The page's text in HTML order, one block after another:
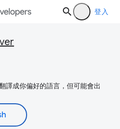
登入
譯成你偏好的語言，但可能會出